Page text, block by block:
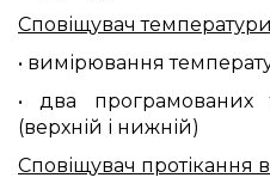
Сповіщувач температури
• вимірювання
• два програмованих
(верхній і нижній)
Сповіщувач протікання